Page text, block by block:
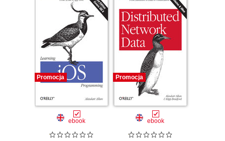
Promocja
ebook
Promocja
ebook